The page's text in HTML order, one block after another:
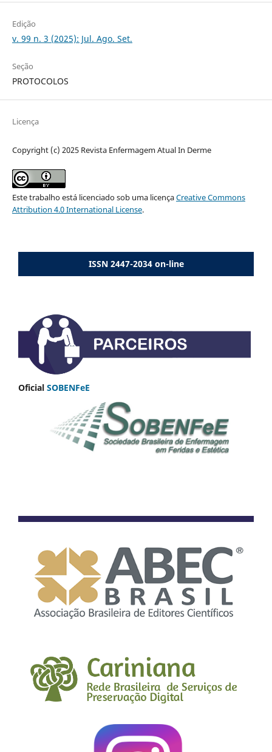
Edição
v. 99 n. 3 (2025): Jul. Ago. Set.
Seção
PROTOCOLOS
Licença
Copyright (c) 2025 Revista Enfermagem Atual In Derme
Este trabalho está licenciado sob uma licençaCreative Commons
Attribution 4.0 International License.
ISSN 2447-2034 on-line
Oficial SOBENFeE